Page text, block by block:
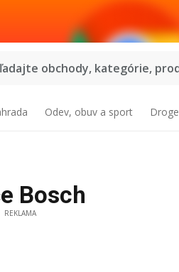
obchody, kategórie,
Odev, obuv a sport
Bosch
REKLAMA